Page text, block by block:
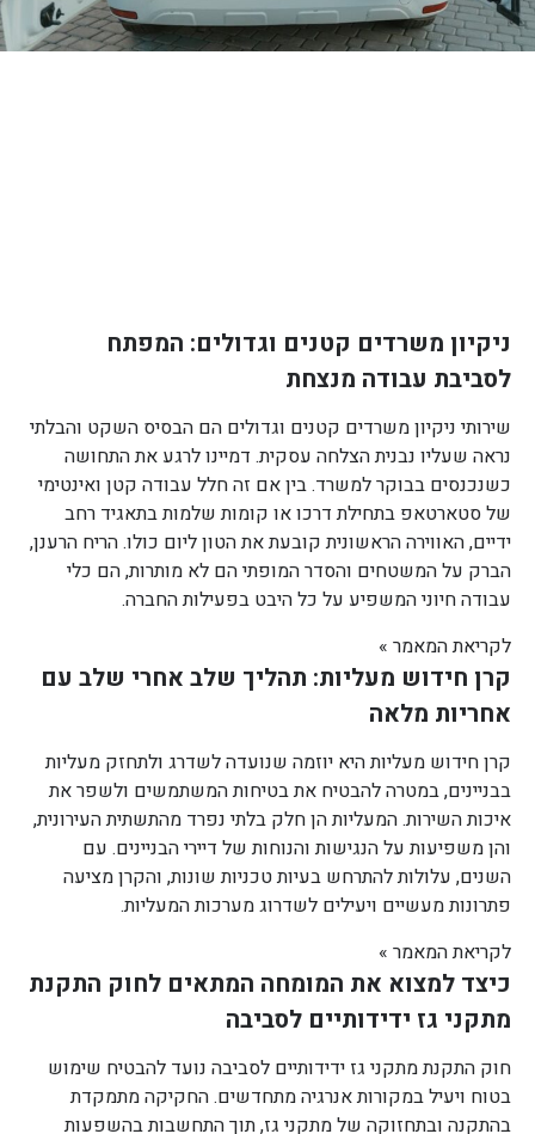
ניקיון משרדים קטנים וגדולים: המפתח
לסביבת עבודה מנצחת
שירותי ניקיון משרדים קטנים וגדולים הם הבסיס השקט והבלתי
נראה שעליו נבנית הצלחה עסקית. דמיינו לרגע את התחושה
כשנכנסים בבוקר למשרד. בין אם זה חלל עבודה קטן ואינטימי
של סטארטאפ בתחילת דרכו או קומות שלמות בתאגיד רחב
ידיים, האווירה הראשונית קובעת את הטון ליום כולו. הריח הרענן,
הברק על המשטחים והסדר המופתי הם לא מותרות, הם כלי
עבודה חיוני המשפיע על כל היבט בפעילות החברה.
לקריאת המאמר »
קרן חידוש מעליות: תהליך שלב אחרי שלב עם
אחריות מלאה
קרן חידוש מעליות היא יוזמה שנועדה לשדרג ולתחזק מעליות
בבניינים, במטרה להבטיח את בטיחות המשתמשים ולשפר את
איכות השירות. המעליות הן חלק בלתי נפרד מהתשתית העירונית,
והן משפיעות על הנגישות והנוחות של דיירי הבניינים. עם
השנים, עלולות להתרחש בעיות טכניות שונות, והקרן מציעה
פתרונות מעשיים ויעילים לשדרוג מערכות המעליות.
לקריאת המאמר »
כיצד למצוא את המומחה המתאים לחוק התקנת
מתקני גז ידידותיים לסביבה
חוק התקנת מתקני גז ידידותיים לסביבה נועד להבטיח שימוש
בטוח ויעיל במקורות אנרגיה מתחדשים. החקיקה מתמקדת
בהתקנה ובתחזוקה של מתקני גז, תוך התחשבות בהשפעות